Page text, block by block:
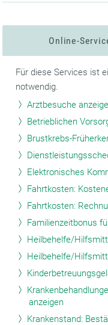
Online-
Für diese Services ist
notwendig.
Arztbesuche
Betrieblichen
Brustkrebs-
Elektronisches
Fahrtkosten:
Fahrtkosten:
Familienzeitbonus
Heilbehelfe/
Heilbehelfe/
anzeigen
Krankenstand: